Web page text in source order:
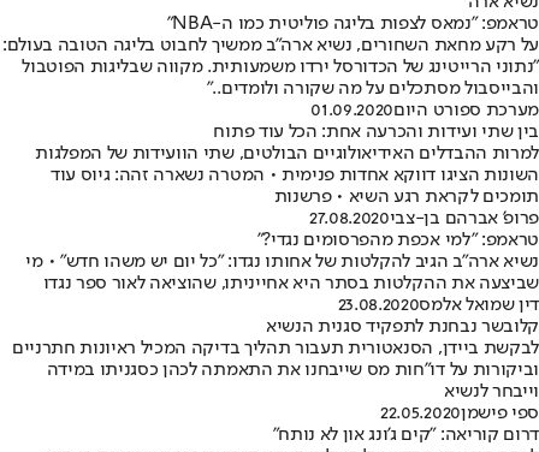
טראמפ: "נמאס לצפות בליגה פוליטית כמו ה-NBA"
על רקע מחאת השחורים, נשיא ארה"ב ממשיך לחבוט בליגה הטובה בעולם:
"נתוני הרייטינג של הכדורסל ירדו משמעותית. מקווה שבליגות הפוטבול
והבייסבול מסתכלים על מה שקורה ולומדים.."
מערכת ספורט היום01.09.2020
בין שתי ועידות והכרעה אחת: הכל עוד פתוח
למרות ההבדלים האידיאולוגיים הבולטים, שתי הוועידות של המפלגות
השונות הציגו דווקא אחדות פנימית • המטרה נשארה זהה: גיוס עוד
תומכים לקראת רגע השיא • פרשנות
פרופ' אברהם בן-צבי27.08.2020
טראמפ: "למי אכפת מהפרסומים נגדי?"
נשיא ארה"ב הגיב להקלטות של אחותו נגדו: "כל יום יש משהו חדש" • מי
שביצעה את ההקלטות בסתר היא אחייניתו, שהוציאה לאור ספר נגדו
דין שמואל אלמס23.08.2020
קלובשר נבחנת לתפקיד סגנית הנשיא
לבקשת ביידן, הסנאטורית תעבור תהליך בדיקה המכיל ראיונות חתרניים
וביקורות על דו"חות מס שייבחנו את התאמתה לכהן כסגניתו במידה
וייבחר לנשיא
ספי פישמן22.05.2020
דרום קוריאה: "קים ג'ונג און לא נותח"